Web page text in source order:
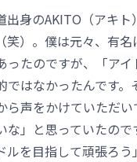
出身のAKITO（アキト
笑）。僕は元々、有
ったのですが、「アイ
ではなかったんです
ら声をかけていただ
な」と思っていたの
ルを目指して頑張ろ